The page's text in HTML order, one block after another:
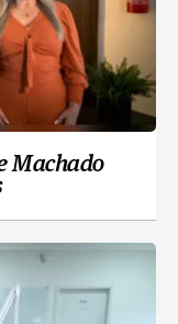
Machado